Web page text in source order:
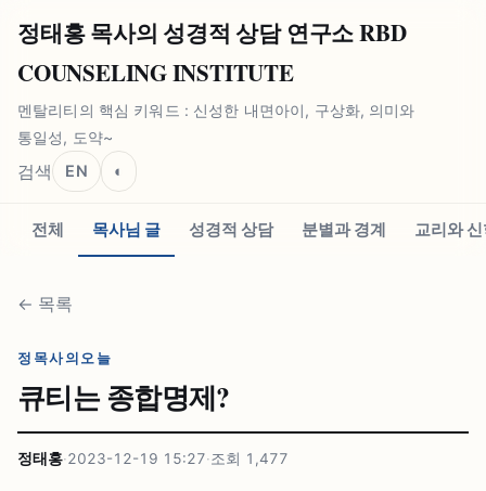
정태홍 목사의 성경적 상담 연구소 RBD
COUNSELING INSTITUTE
멘탈리티의 핵심 키워드 : 신성한 내면아이, 구상화, 의미와
통일성, 도약~
검색 EN ◐
전체 목사님 글 성경적 상담 분별과 경계 교리와
← 목록
정목사의오늘
큐티는 종합명제?
정태홍·2023-12-19 15:27·조회 1,477